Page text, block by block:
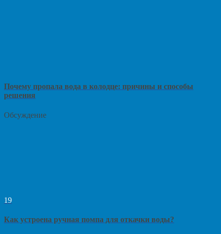
Почему пропала вода в колодце: причины и способы
решения
Обсуждение
19
Как устроена ручная помпа для откачки воды?